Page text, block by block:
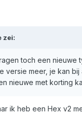
zei:
toch een
versie meer, je kan
nieuwe met korting
ik heb een Hex v2